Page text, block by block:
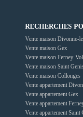
RECHERCHES
Vente maison Divonne-
Vente maison Gex
Vente maison Ferney-
Vente maison Saint
Vente maison Collonges
Vente appartement
Vente appartement Gex
Vente appartement
Vente appartement